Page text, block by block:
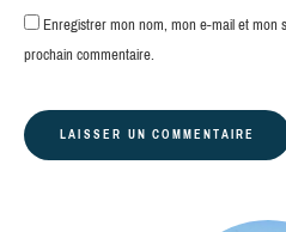
Enregistrer mon nom, mon e-mail et mon
prochain commentaire.